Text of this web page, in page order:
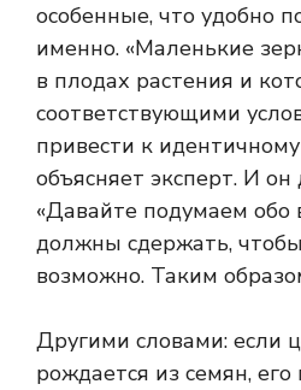
особенные, что удобно
именно. «Маленькие
в плодах растения и
соответствующими
привести к
объясняет эксперт. И он
«Давайте подумаем обо
должны сдержать,
возможно. Таким
Другими словами: если
рождается из семян,